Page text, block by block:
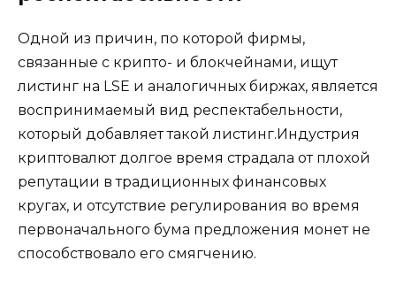
Одной из причин, по которой фирмы,
связанные с крипто- и блокчейнами, ищут
листинг на LSE и аналогичных биржах, является
воспринимаемый вид респектабельности,
который добавляет такой листинг.Индустрия
криптовалют долгое время страдала от плохой
репутации в традиционных финансовых
кругах, и отсутствие регулирования во время
первоначального бума предложения монет не
способствовало его смягчению.